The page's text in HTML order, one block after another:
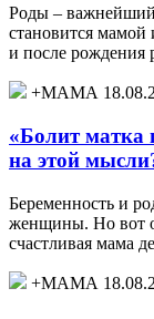
Роды –
становится мамой
и после рождения
+МАМА
«Болит матка
на этой
Беременность и
женщины. Но вот
счастливая мама
+МАМА